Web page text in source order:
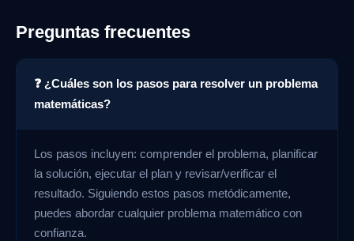
Preguntas frecuentes
❓ ¿Cuáles son los pasos para resolver un problema
matemáticas?
Los pasos incluyen: comprender el problema, planificar
la solución, ejecutar el plan y revisar/verificar el
resultado. Siguiendo estos pasos metódicamente,
puedes abordar cualquier problema matemático con
confianza.